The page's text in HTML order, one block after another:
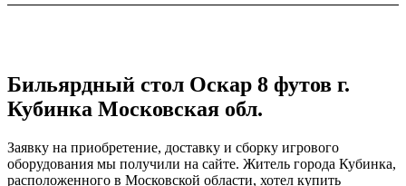
Бильярдный стол Оскар 8 футов г.
Кубинка Московская обл.
Заявку на приобретение, доставку и сборку игрового
оборудования мы получили на сайте. Житель города Кубинка,
расположенного в Московской области, хотел купить